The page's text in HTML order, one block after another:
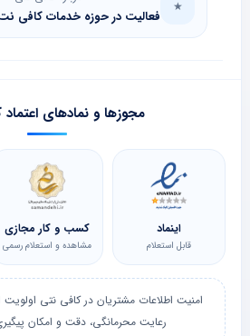
★ فعالیت در حوزه خدمات کافی نت از
مجوزها و نمادهای
اینماد
قابل استعلام
کسب و کار مجازی
مشاهده و استعلام رسمی
امنیت اطلاعات مشتریان در کافی نتی
رعایت محرمانگی، دقت و امکان